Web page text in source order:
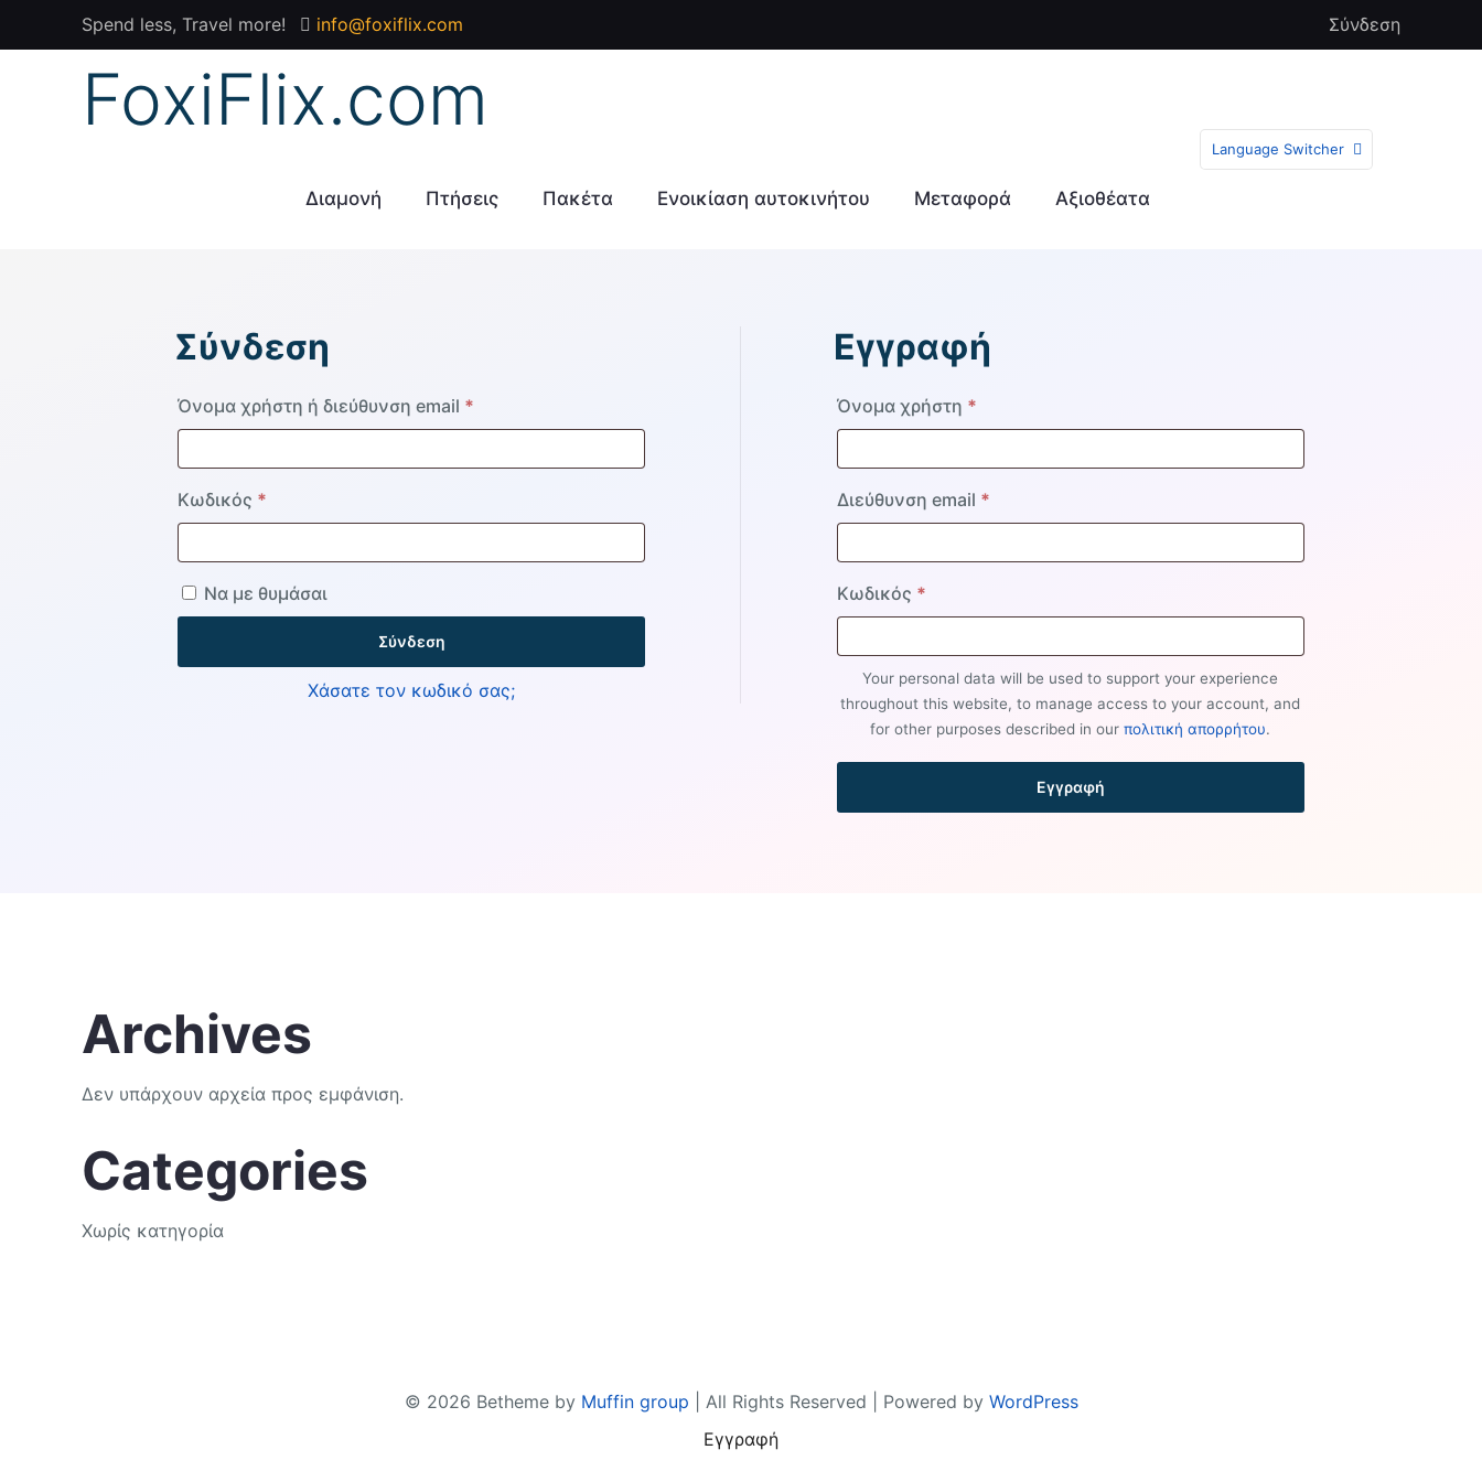
Spend less, Travel more! info@foxiflix.com Σύνδεση
FoxiFlix.com
Διαμονή Πτήσεις Πακέτα Ενοικίαση αυτοκινήτου Μεταφορά Αξιοθέατα
Language Switcher
Σύνδεση
Όνομα χρήστη ή διεύθυνση email *Απαιτείται
Κωδικός *Απαιτείται
Να με θυμάσαι
Σύνδεση
Χάσατε τον κωδικό σας;
Εγγραφή
Όνομα χρήστη *Απαιτείται
Διεύθυνση email *Απαιτείται
Κωδικός *Απαιτείται
Your personal data will be used to support your experience
throughout this website, to manage access to your account, and
for other purposes described in ourπολιτική απορρήτου.
Εγγραφή
Archives
Δεν υπάρχουν αρχεία προς εμφάνιση.
Categories
Χωρίς κατηγορία
© 2026 Betheme by Muffin group | All Rights Reserved | Powered by WordPress
Εγγραφή